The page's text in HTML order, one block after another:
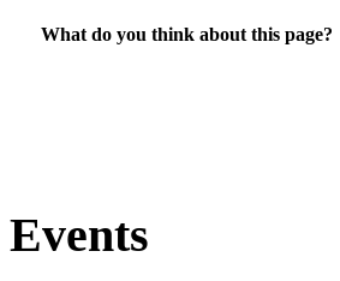
What do you think about this page?
Events